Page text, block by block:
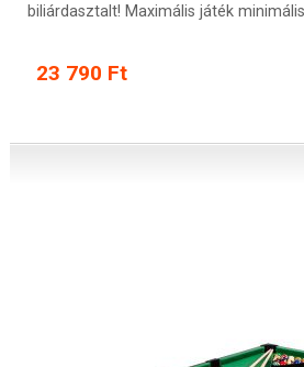
biliárdasztalt! Maximális játék
23 790 Ft